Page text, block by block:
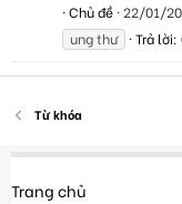
Chủ đề 22/01/
ung thư
Trả lời:
Từ khóa
Trang chủ